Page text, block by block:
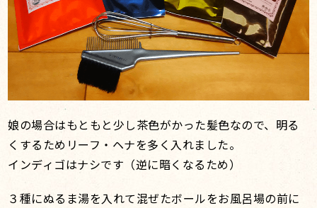
娘の場合はもともと少し茶色がかった髪色なので、明る
くするためリーフ・ヘナを多く入れました。
インディゴはナシです（逆に暗くなるため）
３種にぬるま湯を入れて混ぜたボールをお風呂場の前に